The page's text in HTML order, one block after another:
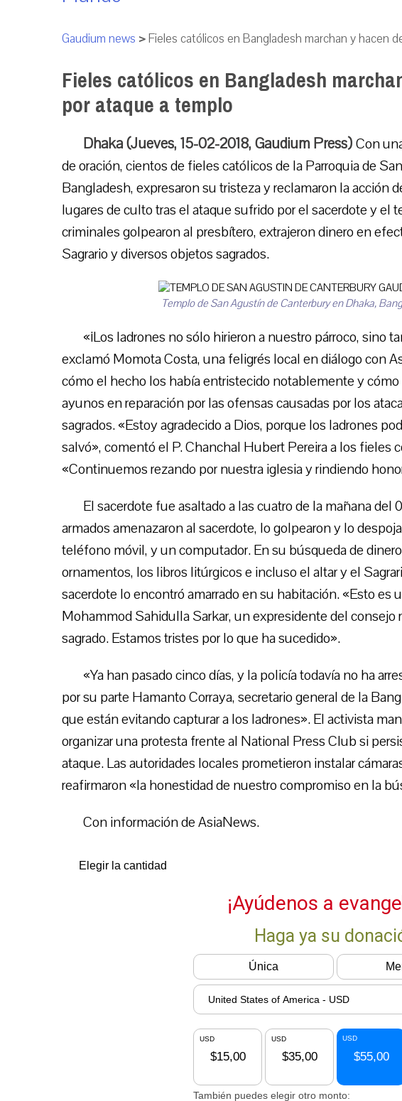
Gaudium news >Fieles católicos en Bangladesh marchan y hacen
Fieles católicos en Bangladesh
por ataque a templo
Dhaka (Jueves, 15-02-2018, Gaudium Press)Con
de oración, cientos de fieles católicos de la Parroquia de
Bangladesh, expresaron su tristeza y reclamaron la acción
lugares de culto tras el ataque sufrido por el sacerdote y el
criminales golpearon al presbítero, extrajeron dinero en
Sagrario y diversos objetos sagrados.
Templo de San Agustín de Canterbury en Dhaka,
«¡Los ladrones no sólo hirieron a nuestro párroco, sino
exclamó Momota Costa, una feligrés local en diálogo con
cómo el hecho los había entristecido notablemente y
ayunos en reparación por las ofensas causadas por los
sagrados. «Estoy agradecido a Dios, porque los ladrones
salvó», comentó el P. Chanchal Hubert Pereira a los fieles
«Continuemos rezando por nuestra iglesia y rindiendo
El sacerdote fue asaltado a las cuatro de la mañana
armados amenazaron al sacerdote, lo golpearon y lo
teléfono móvil, y un computador. En su búsqueda de
ornamentos, los libros litúrgicos e incluso el altar y el
sacerdote lo encontró amarrado en su habitación. «Esto es
Mohammod Sahidulla Sarkar, un expresidente del
sagrado. Estamos tristes por lo que ha sucedido».
«Ya han pasado cinco días, y la policía todavía no ha
por su parte Hamanto Corraya, secretario general de la
que están evitando capturar a los ladrones». El activista
organizar una protesta frente al National Press Club si
ataque. Las autoridades locales prometieron instalar
reafirmaron «la honestidad de nuestro compromiso en la
Con información de AsiaNews.